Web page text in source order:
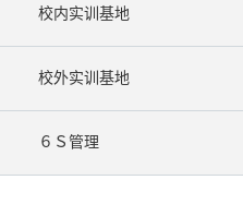
校内实训基地
校外实训基地
６Ｓ管理